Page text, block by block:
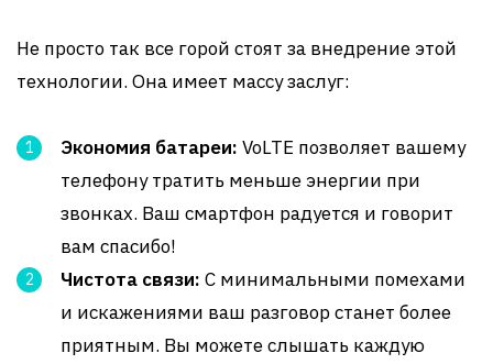
Не просто так все горой стоят за внедрение этой
технологии. Она имеет массу заслуг:
Экономия батареи: VoLTE позволяет вашему
телефону тратить меньше энергии при
звонках. Ваш смартфон радуется и говорит
вам спасибо!
Чистота связи: С минимальными помехами
и искажениями ваш разговор станет более
приятным. Вы можете слышать каждую